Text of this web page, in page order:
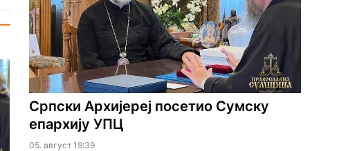
Српски Архијереј посетио Сумску
епархију УПЦ
05. август 19:39